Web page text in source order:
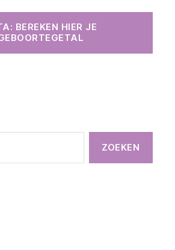
BEREKEN HIER JE